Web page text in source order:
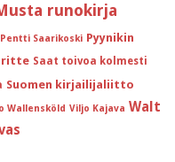
runokirja
Pentti Saarikoski Pyynikin
Saat toivoa kolmesti
Suomen kirjailijaliitto
Wallensköld Viljo Kajava Walt